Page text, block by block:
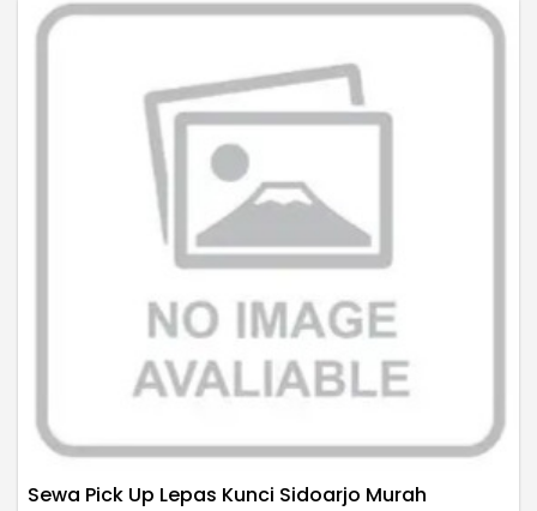
Sewa Pick Up Lepas Kunci Sidoarjo Murah